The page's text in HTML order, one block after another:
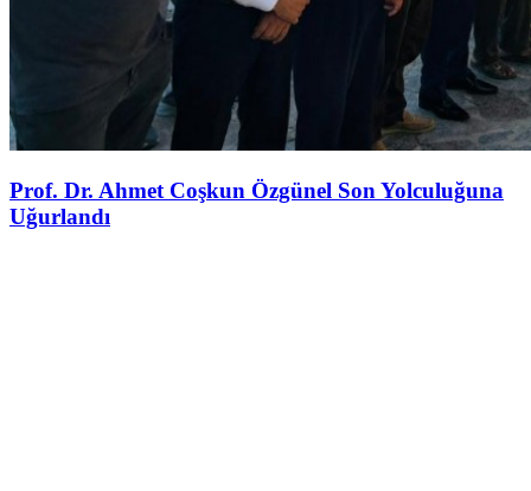
Prof. Dr. Ahmet Coşkun Özgünel Son Yolculuğuna
Uğurlandı